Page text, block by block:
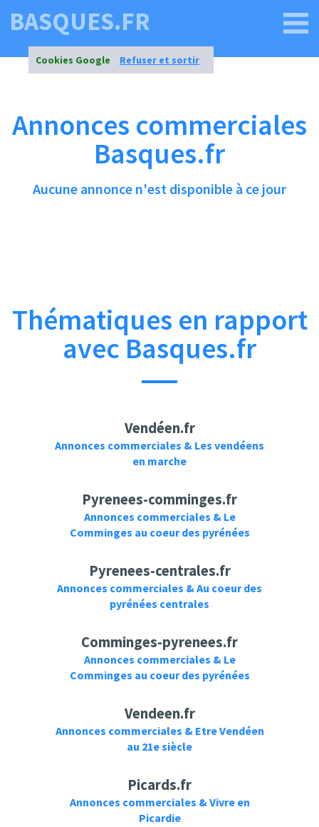
Cookies Google Refuser et sortir
BASQUES.FR
Annonces commerciales
Basques.fr
Aucune annonce n'est disponible à ce jour
Thématiques en rapport
avec Basques.fr
Vendéen.fr
Annonces commerciales & Les vendéens
en marche
Pyrenees-comminges.fr
Annonces commerciales & Le
Comminges au coeur des pyrénées
Pyrenees-centrales.fr
Annonces commerciales & Au coeur des
pyrénées centrales
Comminges-pyrenees.fr
Annonces commerciales & Le
Comminges au coeur des pyrénées
Vendeen.fr
Annonces commerciales & Etre Vendéen
au 21e siècle
Picards.fr
Annonces commerciales & Vivre en
Picardie